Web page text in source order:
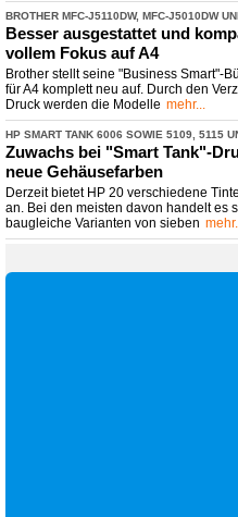
BROTHER MFC-​J5110DW, MFC-​J5010DW
Besser ausgestattet und
vollem Fokus auf A4
Brother stellt seine "Business Smart"-
für A4 komplett neu auf. Durch den
Druck werden die Modelle mehr...
HP SMART TANK 6006 SOWIE 5109, 5115
Zuwachs bei "Smart Tank"-
neue Gehäusefarben
Derzeit bietet HP 20 verschiedene
an. Bei den meisten davon handelt es
baugleiche Varianten von sieben mehr...